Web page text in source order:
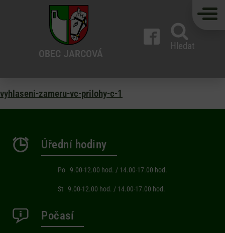
OBEC JARCOVÁ
Hledat
vyhlaseni-zameru-vc-prilohy-c-1
Úřední hodiny
Po 9.00-12.00 hod. / 14.00-17.00 hod.
St 9.00-12.00 hod. / 14.00-17.00 hod.
Počasí